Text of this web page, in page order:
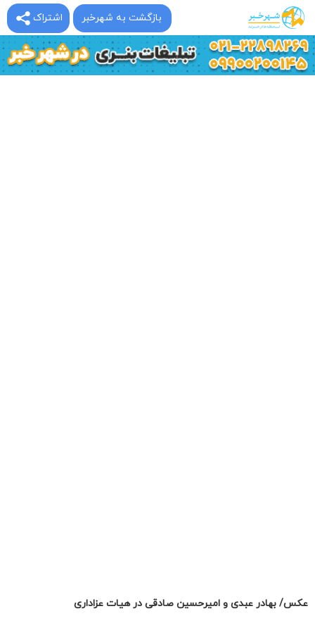
اشتراک بازگشت به شهرخبر
عکس/ بهادر عبدی و امیرحسین صادقی در هیات عزاداری